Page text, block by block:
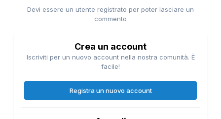
Devi essere un utente registrato per poter lasciare un
commento
Crea un account
Iscriviti per un nuovo account nella nostra comunità. È
facile!
Registra un nuovo account